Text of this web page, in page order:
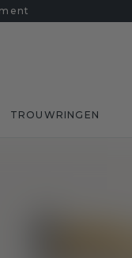
TROUWRINGEN